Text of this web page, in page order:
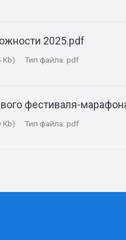
2025.pdf
Kb) Тип файла: pdf
фестиваля-
Kb) Тип файла: pdf